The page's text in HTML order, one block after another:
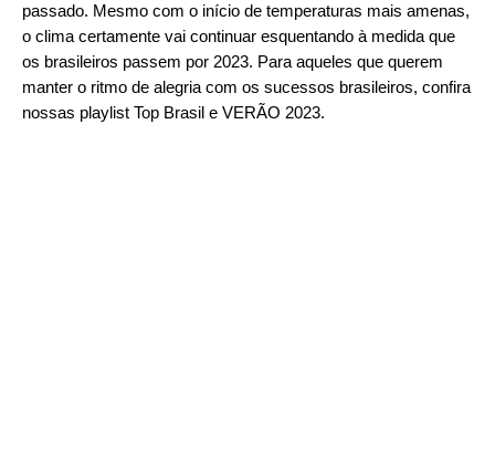
passado. Mesmo com o início de temperaturas mais amenas,
o clima certamente vai continuar esquentando à medida que
os brasileiros passem por 2023. Para aqueles que querem
manter o ritmo de alegria com os sucessos brasileiros, confira
nossas playlist Top Brasil e VERÃO 2023.